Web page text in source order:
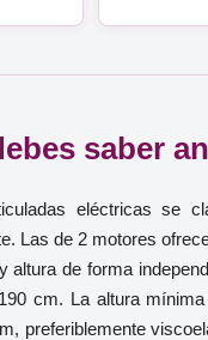
saber
eléctricas se
Las de 2 motores
altura de forma
cm. La altura
preferiblemente